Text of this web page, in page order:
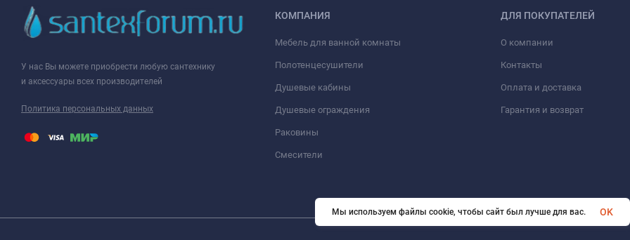
У нас Вы можете приобрести любую сантехнику
и аксессуары всех производителей
Политика персональных данных
КОМПАНИЯ
Мебель для ванной комнаты
Полотенцесушители
Душевые кабины
Душевые ограждения
Раковины
Смесители
ДЛЯ ПОКУПАТЕЛЕЙ
О компании
Контакты
Оплата и доставка
Гарантия и возврат
Мы используем файлы cookie, чтобы сайт был лучше для вас. OK